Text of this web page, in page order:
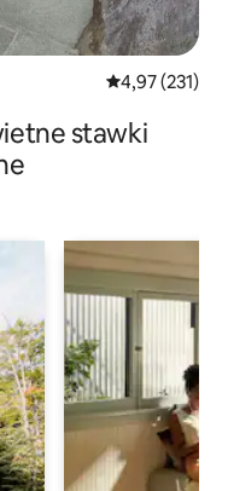
Średnia
4,97 (231)
stawki